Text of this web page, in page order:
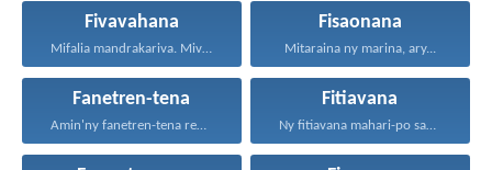
Fivavahana
Mifalia mandrakariva. Mivavaha, ka...
Fisaonana
Mitaraina ny marina, ary...
Fanetren-tena
Amin'ny fanetren-tena rehetra sy...
Fitiavana
Ny fitiavana mahari-po sady...